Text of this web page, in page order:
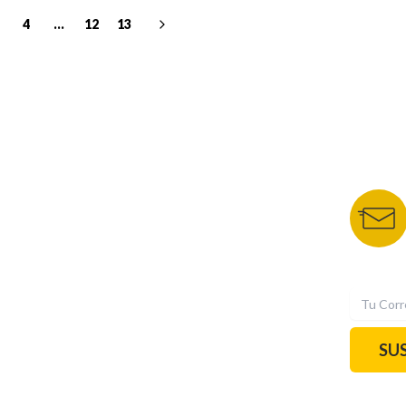
4 ... 12 13